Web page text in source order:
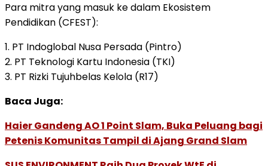
Para mitra yang masuk ke dalam Ekosistem
Pendidikan (CFEST):
1. PT Indoglobal Nusa Persada (Pintro)
2. PT Teknologi Kartu Indonesia (TKI)
3. PT Rizki Tujuhbelas Kelola (R17)
Baca Juga:
Haier Gandeng AO 1 Point Slam, Buka Peluang bagi
Petenis Komunitas Tampil di Ajang Grand Slam